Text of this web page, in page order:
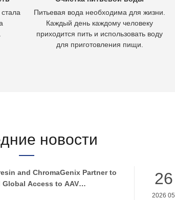
Питьевая вода необходима для жизни.
Каждый день каждому человеку
приходится пить и использовать воду
для приготовления пищи.
новости
and ChromaGenix Partner to
Global Access to AAV
26
2026 05